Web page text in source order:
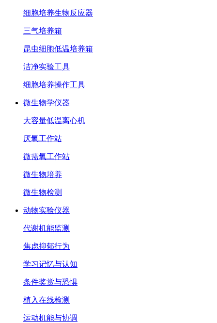
细胞培养生物反应器
三气培养箱
昆虫细胞低温培养箱
洁净实验工具
细胞培养操作工具
微生物学仪器
大容量低温离心机
厌氧工作站
微需氧工作站
微生物培养
微生物检测
动物实验仪器
代谢机能监测
焦虑抑郁行为
学习记忆与认知
条件奖赏与恐惧
植入在线检测
运动机能与协调